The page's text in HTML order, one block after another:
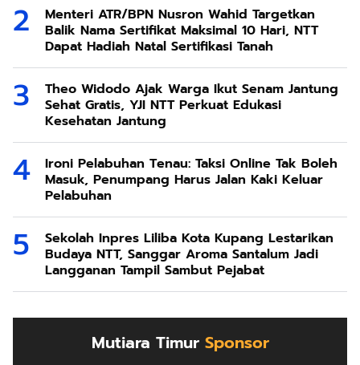
Menteri ATR/BPN Nusron Wahid Targetkan
Balik Nama Sertifikat Maksimal 10 Hari, NTT
Dapat Hadiah Natal Sertifikasi Tanah
Theo Widodo Ajak Warga Ikut Senam Jantung
Sehat Gratis, YJI NTT Perkuat Edukasi
Kesehatan Jantung
Ironi Pelabuhan Tenau: Taksi Online Tak Boleh
Masuk, Penumpang Harus Jalan Kaki Keluar
Pelabuhan
Sekolah Inpres Liliba Kota Kupang Lestarikan
Budaya NTT, Sanggar Aroma Santalum Jadi
Langganan Tampil Sambut Pejabat
Mutiara Timur Sponsor